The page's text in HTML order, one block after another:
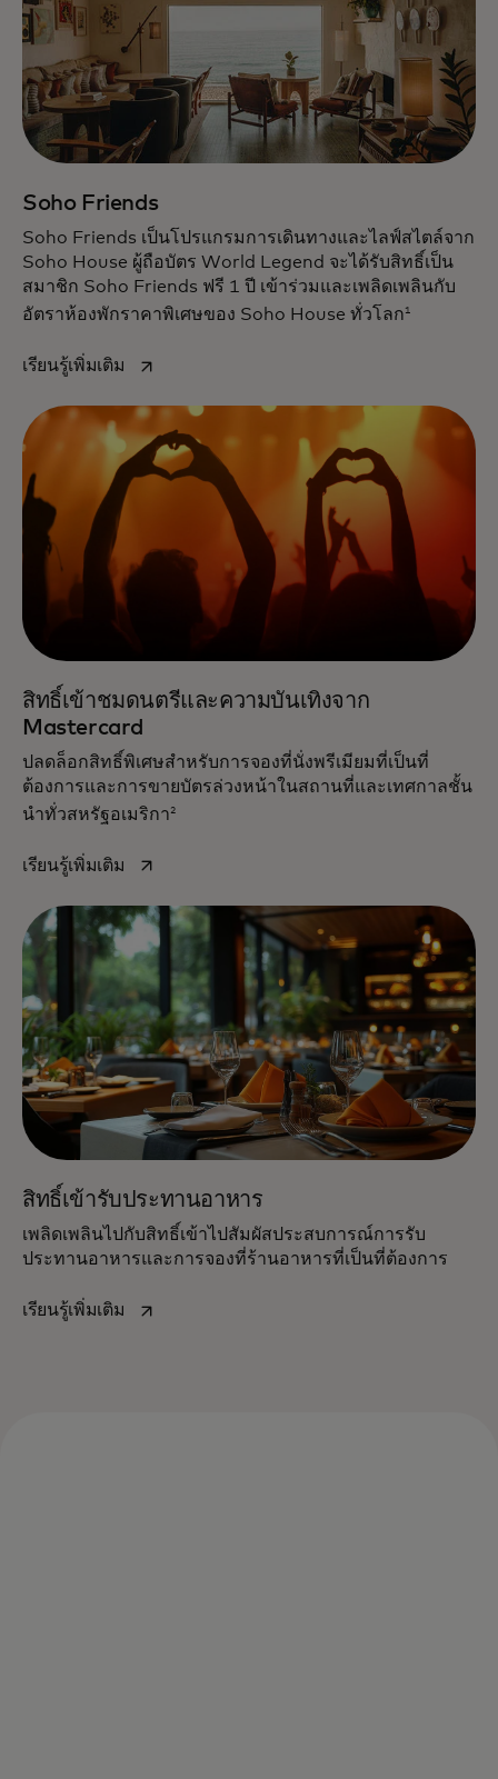
Soho Friends
Soho Friends เป็นโปรแกรมการเดินทางและไลฟ์สไตล์จาก
Soho House ผู้ถือบัตร World Legend จะได้รับสิทธิ์เป็น
สมาชิก Soho Friends ฟรี 1 ปี เข้าร่วมและเพลิดเพลินกับ
อัตราห้องพักราคาพิเศษของ Soho House ทั่วโลก 1
เรียนรู้เพิ่มเติม opens in a new tab
สิทธิ์เข้าชมดนตรีและความบันเทิงจาก
Mastercard
ปลดล็อกสิทธิ์พิเศษสำหรับการจองที่นั่งพรีเมียมที่เป็นที่
ต้องการและการขายบัตรล่วงหน้าในสถานที่และเทศกาลชั้น
นำทั่วสหรัฐอเมริกา 2
เรียนรู้เพิ่มเติม opens in a new tab
สิทธิ์เข้ารับประทานอาหาร
เพลิดเพลินไปกับสิทธิ์เข้าไปสัมผัสประสบการณ์การรับ
ประทานอาหารและการจองที่ร้านอาหารที่เป็นที่ต้องการ
เรียนรู้เพิ่มเติม opens in a new tab